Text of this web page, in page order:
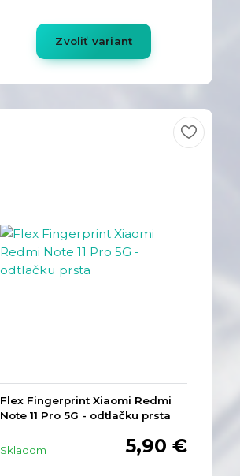
Zvoliť variant
Flex Fingerprint Xiaomi Redmi
Note 11 Pro 5G - odtlačku prsta
5,90 €
Skladom